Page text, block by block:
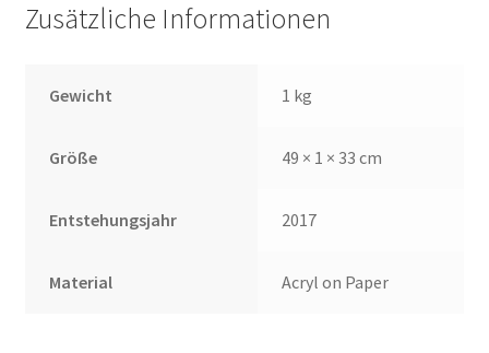
Zusätzliche Informationen
Gewicht 1 kg
Größe 49 × 1 × 33 cm
Entstehungsjahr 2017
Material Acryl on Paper